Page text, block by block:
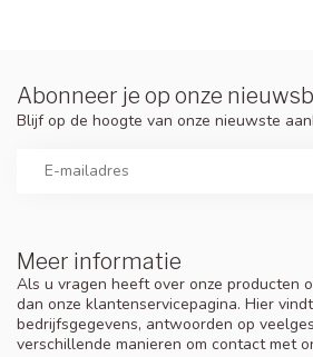
Meer informatie
Als u vragen heeft over onze producten
dan onze klantenservicepagina. Hier
bedrijfsgegevens, antwoorden op
verschillende manieren om contact met
Abonneer je op onze
Blijf op de hoogte van onze nieuwste